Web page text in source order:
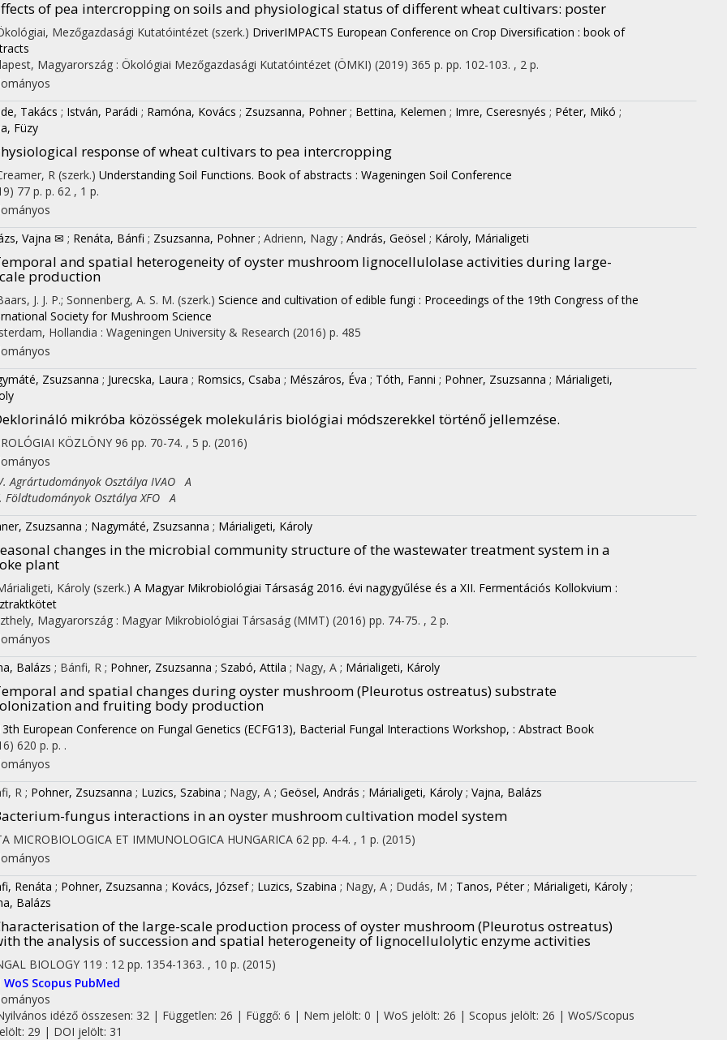
of pea intercropping on soils and physiological status of different wheat cultivars: poster
Mezőgazdasági Kutatóintézet (szerk.) DriverIMPACTS European Conference on Crop Diversification : book of
Magyarország : Ökológiai Mezőgazdasági Kutatóintézet (ÖMKI) (2019) 365 p. pp. 102-103. , 2 p.
Takács ; István, Parádi ; Ramóna, Kovács ; Zsuzsanna, Pohner ; Bettina, Kelemen ; Imre, Cseresnyés ; Péter, Mikó ;
Füzy
response of wheat cultivars to pea intercropping
R (szerk.) Understanding Soil Functions. Book of abstracts : Wageningen Soil Conference
77 p. p. 62 , 1 p.
Vajna ✉ ; Renáta, Bánfi ; Zsuzsanna, Pohner ; Adrienn, Nagy ; András, Geösel ; Károly, Márialigeti
and spatial heterogeneity of oyster mushroom lignocellulolase activities during large-
production
J. J. P.; Sonnenberg, A. S. M. (szerk.) Science and cultivation of edible fungi : Proceedings of the 19th Congress of the
Society for Mushroom Science
Hollandia : Wageningen University & Research (2016) p. 485
Zsuzsanna ; Jurecska, Laura ; Romsics, Csaba ; Mészáros, Éva ; Tóth, Fanni ; Pohner, Zsuzsanna ; Márialigeti,
mikróba közösségek molekuláris biológiai módszerekkel történő jellemzése.
KÖZLÖNY 96 pp. 70-74. , 5 p. (2016)
Agrártudományok Osztálya IVAO A
Osztálya XFO A
Zsuzsanna ; Nagymáté, Zsuzsanna ; Márialigeti, Károly
changes in the microbial community structure of the wastewater treatment system in a
plant
Károly (szerk.) A Magyar Mikrobiológiai Társaság 2016. évi nagygyűlése és a XII. Fermentációs Kollokvium :
Magyarország : Magyar Mikrobiológiai Társaság (MMT) (2016) pp. 74-75. , 2 p.
Balázs ; Bánfi, R ; Pohner, Zsuzsanna ; Szabó, Attila ; Nagy, A ; Márialigeti, Károly
and spatial changes during oyster mushroom (Pleurotus ostreatus) substrate
and fruiting body production
European Conference on Fungal Genetics (ECFG13), Bacterial Fungal Interactions Workshop, : Abstract Book
620 p. p. .
R ; Pohner, Zsuzsanna ; Luzics, Szabina ; Nagy, A ; Geösel, András ; Márialigeti, Károly ; Vajna, Balázs
fungus interactions in an oyster mushroom cultivation model system
MICROBIOLOGICA ET IMMUNOLOGICA HUNGARICA 62 pp. 4-4. , 1 p. (2015)
Renáta ; Pohner, Zsuzsanna ; Kovács, József ; Luzics, Szabina ; Nagy, A ; Dudás, M ; Tanos, Péter ; Márialigeti, Károly ;
Balázs
of the large-scale production process of oyster mushroom (Pleurotus ostreatus)
the analysis of succession and spatial heterogeneity of lignocellulolytic enzyme activities
BIOLOGY 119 : 12 pp. 1354-1363. , 10 p. (2015)
WoS Scopus PubMed
idéző összesen: 32 | Független: 26 | Függő: 6 | Nem jelölt: 0 | WoS jelölt: 26 | Scopus jelölt: 26 | WoS/Scopus
29 | DOI jelölt: 31